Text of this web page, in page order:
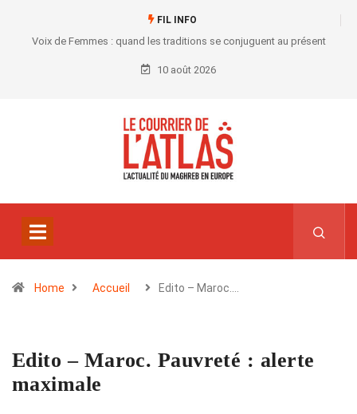
FIL INFO
Voix de Femmes : quand les traditions se conjuguent au présent
10 août 2026
Home Accueil Edito – Maroc.…
Edito – Maroc. Pauvreté : alerte
maximale